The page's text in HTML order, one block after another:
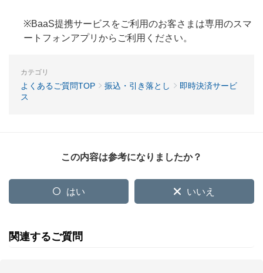
※BaaS提携サービスをご利用のお客さまは専用のスマ
ートフォンアプリからご利用ください。
カテゴリ
よくあるご質問TOP 振込・引き落とし
即時決済サービ
ス
この内容は参考になりましたか？
はい いいえ
関連するご質問